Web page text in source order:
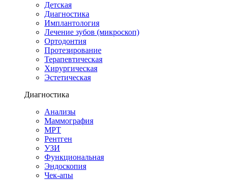
Детская
Диагностика
Имплантология
Лечение зубов (микроскоп)
Ортодонтия
Протезирование
Терапевтическая
Хирургическая
Эстетическая
Диагностика
Анализы
Маммография
МРТ
Рентген
УЗИ
Функциональная
Эндоскопия
Чек-апы